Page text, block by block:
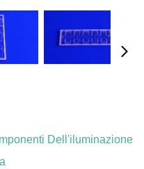
Dell'iluminazione